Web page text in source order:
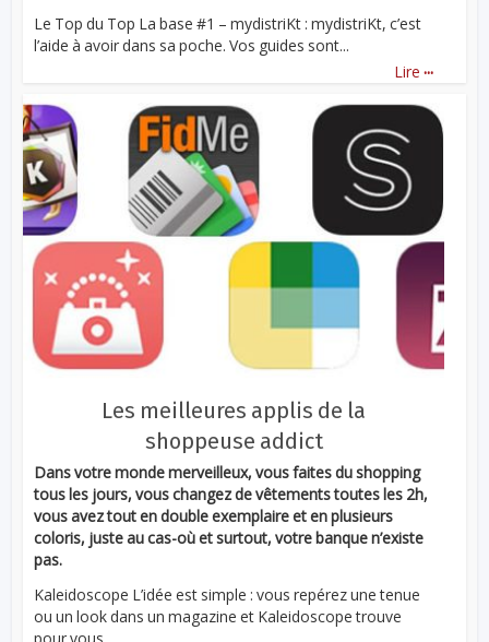
Le Top du Top La base #1 – mydistriKt : mydistriKt, c’est
l’aide à avoir dans sa poche. Vos guides sont...
Lire ...
Les meilleures applis de la
shoppeuse addict
Dans votre monde merveilleux, vous faites du shopping
tous les jours, vous changez de vêtements toutes les 2h,
vous avez tout en double exemplaire et en plusieurs
coloris, juste au cas-où et surtout, votre banque n’existe
pas.
Kaleidoscope L’idée est simple : vous repérez une tenue
ou un look dans un magazine et Kaleidoscope trouve